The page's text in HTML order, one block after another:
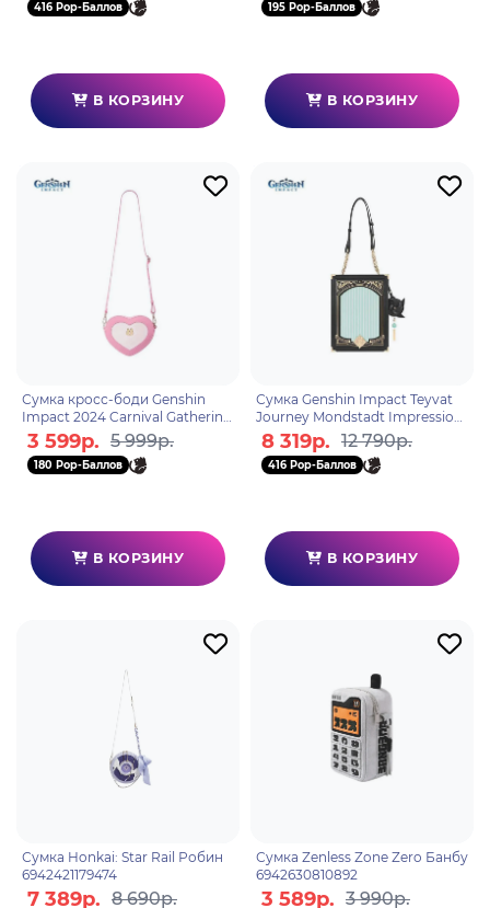
416 Pop-Баллов
В КОРЗИНУ
195 Pop-Баллов
В КОРЗИНУ
Сумка кросс-боди Genshin
Impact 2024 Carnival Gathering
Сиджвин 6942421146278
3 599р. 5 999р.
180 Pop-Баллов
В КОРЗИНУ
Сумка Genshin Impact Teyvat
Journey Mondstadt Impression
6942421137306
8 319р. 12 790р.
416 Pop-Баллов
В КОРЗИНУ
Сумка Honkai: Star Rail Робин
6942421179474
7 389р. 8 690р.
Сумка Zenless Zone Zero Банбу
6942630810892
3 589р. 3 990р.